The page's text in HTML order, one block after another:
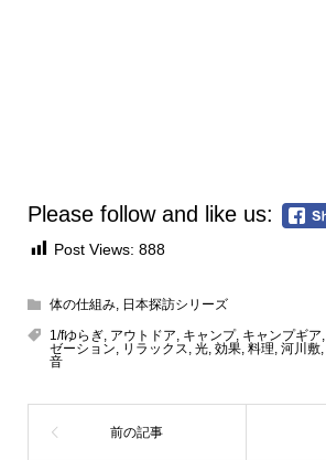
Please follow and like us:
Post Views: 888
体の仕組み, 日本探訪シリーズ
1/fゆらぎ, アウトドア, キャンプ, キャンプギア,
ゼーション, リラックス, 光, 効果, 料理, 河川敷,
音